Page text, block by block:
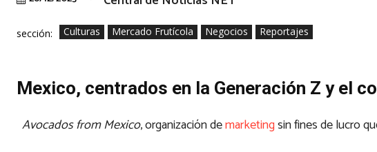
sección: Culturas Mercado Frutícola Negocios Reportajes
Mexico, centrados en la Generación Z y el
Avocados from Mexico, organización demarketingsin fines de lucro